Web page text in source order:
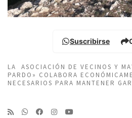
Suscribirse
LA ASOCIACIÓN DE VECINOS Y
PARDO» COLABORA
NECESARIOS PARA MANTENER